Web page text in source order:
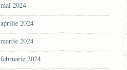
mai 2024
aprilie 2024
martie 2024
februarie 2024